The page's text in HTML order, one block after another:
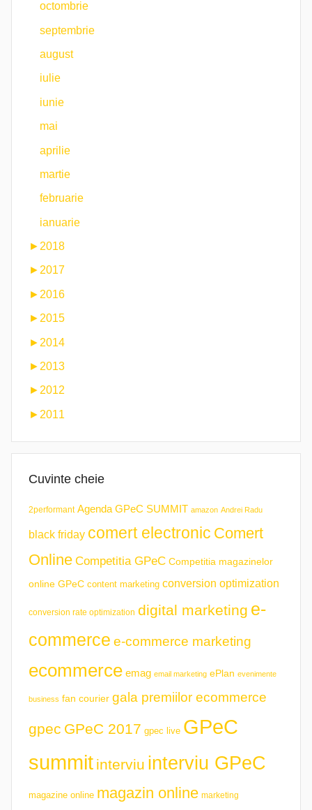
octombrie
septembrie
august
iulie
iunie
mai
aprilie
martie
februarie
ianuarie
► 2018
►2017
► 2016
► 2015
► 2014
► 2013
► 2012
► 2011
Cuvinte cheie
2performant Agenda GPeC SUMMIT amazon Andrei Radu
black friday comert electronic Comert
Online Competitia GPeC Competitia magazinelor
online GPeC content marketing conversion optimization
conversion rate optimization digital marketing e-
commerce e-commerce marketing
ecommerce emag email marketing ePlan evenimente
business fan courier gala premiilor ecommerce
gpec GPeC 2017 gpec live GPeC
summit interviu interviu GPeC
magazine online magazin online marketing